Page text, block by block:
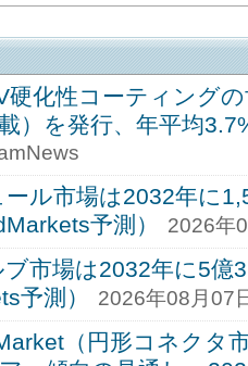
硬化性コーティング
）を発行、年平均
ル市場は2032年に
予測）
2026年
市場は2032年に5億
予測）
2026年08月07
（円形コネクタ